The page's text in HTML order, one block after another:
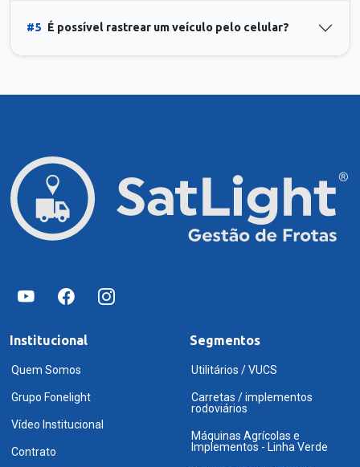
#5 É possível rastrear um veículo pelo celular?
Institucional
Quem Somos
Grupo Fonelight
Vídeo Institucional
Contrato
Segmentos
Utilitários / VUCS
Carretas / implementos
rodoviários
Máquinas Agrícolas e
Implementos - Linha Verde